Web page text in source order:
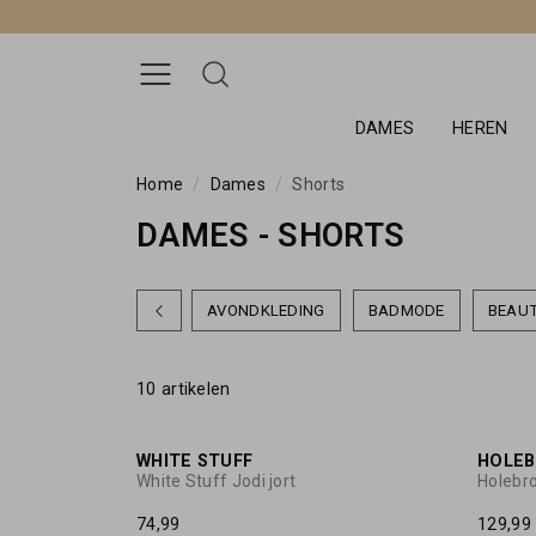
DAMES HEREN
Home Dames Shorts
DAMES - SHORTS
AVONDKLEDING BADMODE
10 artikelen
WHITE STUFF
White Stuff Jodi jort
74,99 129,99